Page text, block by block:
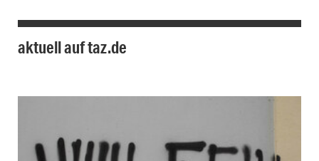
aktuell auf taz.de